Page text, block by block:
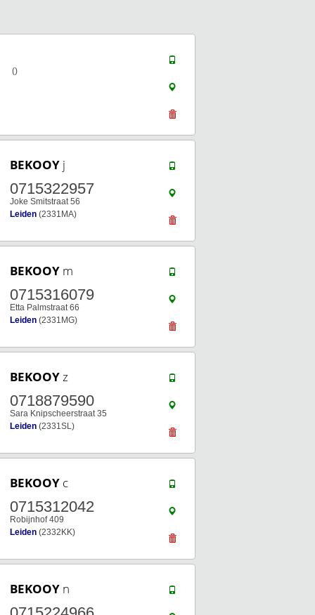
()
BEKOOY j
0715322957
Joke Smitstraat 56
Leiden (2331MA)
BEKOOY m
0715316079
Etta Palmstraat 66
Leiden (2331MG)
BEKOOYz
0718879590
Sara Knipscheerstraat 35
Leiden (2331SL)
BEKOOY c
0715312042
Robijnhof 409
Leiden (2332KK)
BEKOOY n